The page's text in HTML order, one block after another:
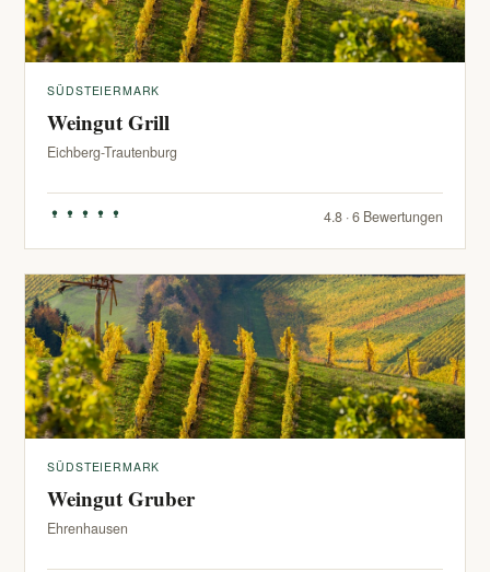
SÜDSTEIERMARK
Weingut Grill
Eichberg-Trautenburg
4.8 · 6 Bewertungen
SÜDSTEIERMARK
Weingut Gruber
Ehrenhausen